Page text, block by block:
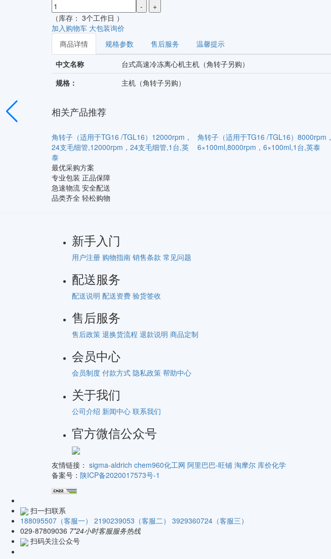
-
+
（库存： 3个工作日 ）
加入购物车 大包装询价
商品详情
规格参数 售后服务
温馨提示
中文名称
台式高速冷冻离心机主机（角转子另购）
规格：
主机（角转子另购）
相关产品推荐
角转子（适用于TG16 /TGL16）12000rpm，
24支毛细管,12000rpm，24支毛细管,1台,英
泰
角转子（适用于TG16 /TGL16）8000rpm，
6×100ml,8000rpm，6×100ml,1台,英泰
最优采购方案
专业包装 正品保障
急速物流 安全配送
品类齐全 轻松购物
新手入门
用户注册 购物指南 销售条款 常见问题
配送服务
配送说明 配送资费 验货签收
售后服务
售后政策 退换货流程 退款说明 商品定制
会员中心
会员制度 付款方式 隐私政策 帮助中心
关于我们
公司介绍 新闻中心 联系我们
官方微信公众号
友情链接： sigma-aldrich chem960化工网 阿里巴巴-旺铺 淘摩尔 库价化学
备案号： 陕ICP备2020017573号-1
扫一扫联系
188095507（客服一） 2190239053（客服二） 3929360724（客服三）
029-87809036 7*24小时客服服务热线
扫码关注公众号